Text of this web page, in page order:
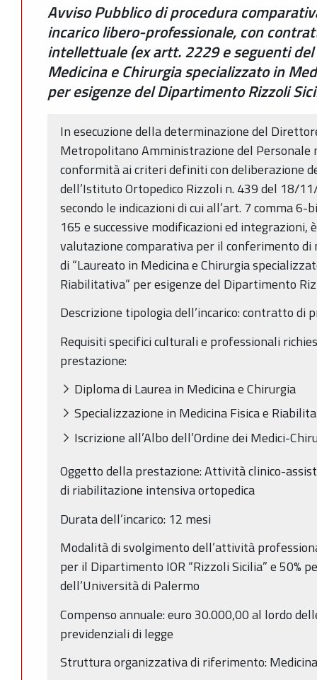
Avviso Pubblico di procedura
incarico libero-professionale, con
intellettuale (ex artt. 2229 e seguenti del
Medicina e Chirurgia specializzato in
per esigenze del Dipartimento Rizzoli
In esecuzione della determinazione del
Metropolitano Amministrazione del Personale
conformità ai criteri definiti con deliberazione
dell’Istituto Ortopedico Rizzoli n. 439 del 18/
secondo le indicazioni di cui all’art. 7 comma 6-
165 e successive modificazioni ed integrazioni,
valutazione comparativa per il conferimento di
di “Laureato in Medicina e Chirurgia
Riabilitativa” per esigenze del Dipartimento
Descrizione tipologia dell’incarico: contratto di
Requisiti specifici culturali e professionali
prestazione:
Diploma di Laurea in Medicina e Chirurgia
Specializzazione in Medicina Fisica e
Iscrizione all’Albo dell’Ordine dei Medici-
Oggetto della prestazione: Attività clinico-
di riabilitazione intensiva ortopedica
Durata dell’incarico: 12 mesi
Modalità di svolgimento dell’attività
per il Dipartimento IOR “Rizzoli Sicilia” e 50%
dell’Università di Palermo
Compenso annuale: euro 30.000,00 al lordo
previdenziali di legge
Struttura organizzativa di riferimento: